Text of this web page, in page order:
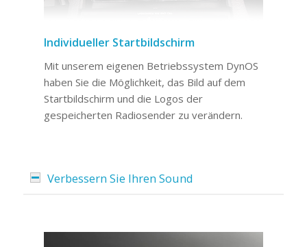
Individueller Startbildschirm
Mit unserem eigenen Betriebssystem DynOS
haben Sie die Möglichkeit, das Bild auf dem
Startbildschirm und die Logos der
gespeicherten Radiosender zu verändern.
Verbessern Sie Ihren Sound